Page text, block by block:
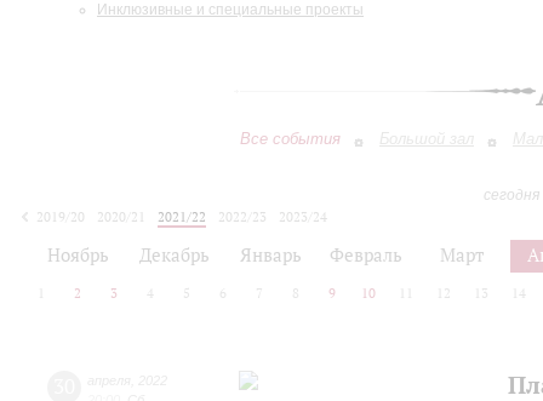
Инклюзивные и специальные проекты
Все события Большой зал
2019/20
2020/21 2021/22 2022/23
2023/24
Ноябрь Декабрь Январь Февраль Март
2 3 4 5 6 7 8 9 10 12 13 14